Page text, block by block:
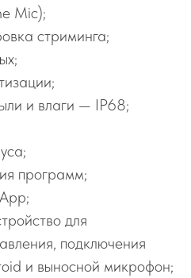
Mic);
стриминга;
и влаги — IP68;
программ;
для
подключения
и выносной микрофон;